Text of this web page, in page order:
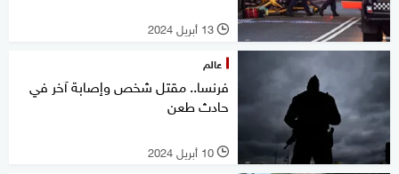
l 13 أبريل 2024
عالم
فرنسا.. مقتل شخص وإصابة آخر في
حادث طعن
l 10 أبريل 2024